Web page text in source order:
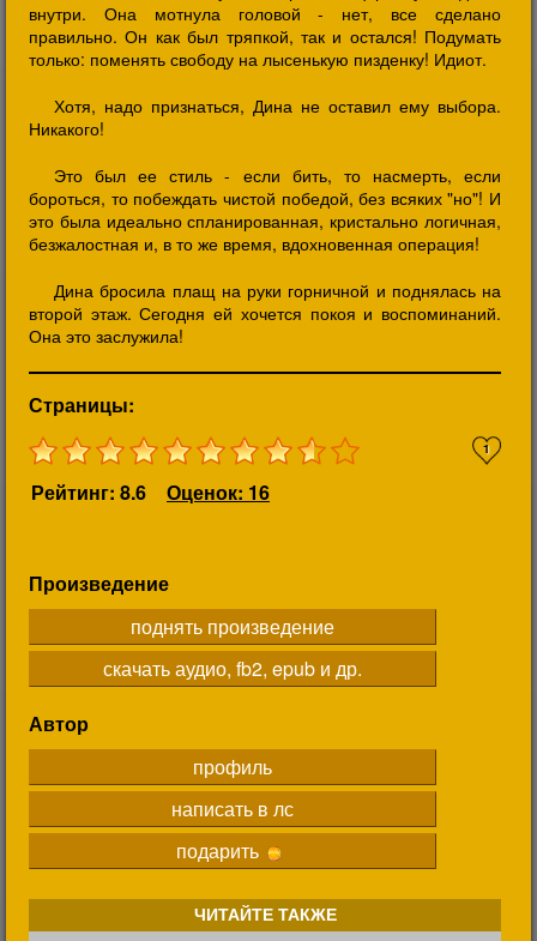
внутри. Она мотнула головой - нет, все сделано
правильно. Он как был тряпкой, так и остался! Подумать
только: поменять свободу на лысенькую пизденку! Идиот.
Хотя, надо признаться, Дина не оставил ему выбора.
Никакого!
Это был ее стиль - если бить, то насмерть, если
бороться, то побеждать чистой победой, без всяких "но"! И
это была идеально спланированная, кристально логичная,
безжалостная и, в то же время, вдохновенная операция!
Дина бросила плащ на руки горничной и поднялась на
второй этаж. Сегодня ей хочется покоя и воспоминаний.
Она это заслужила!
Страницы:
1
Рейтинг: 8.6 Оценок: 16
Произведение
поднять произведение
скачать аудио, fb2, epub и др.
Автор
профиль
написать в лс
подарить
ЧИТАЙТЕ ТАКЖЕ